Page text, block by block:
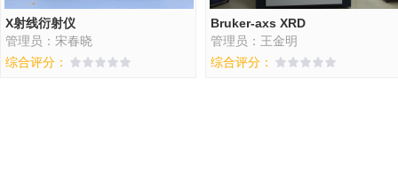
X射线衍射仪
管理员：宋春晓
综合评分：
Bruker-axs XRD
管理员：王金明
综合评分：